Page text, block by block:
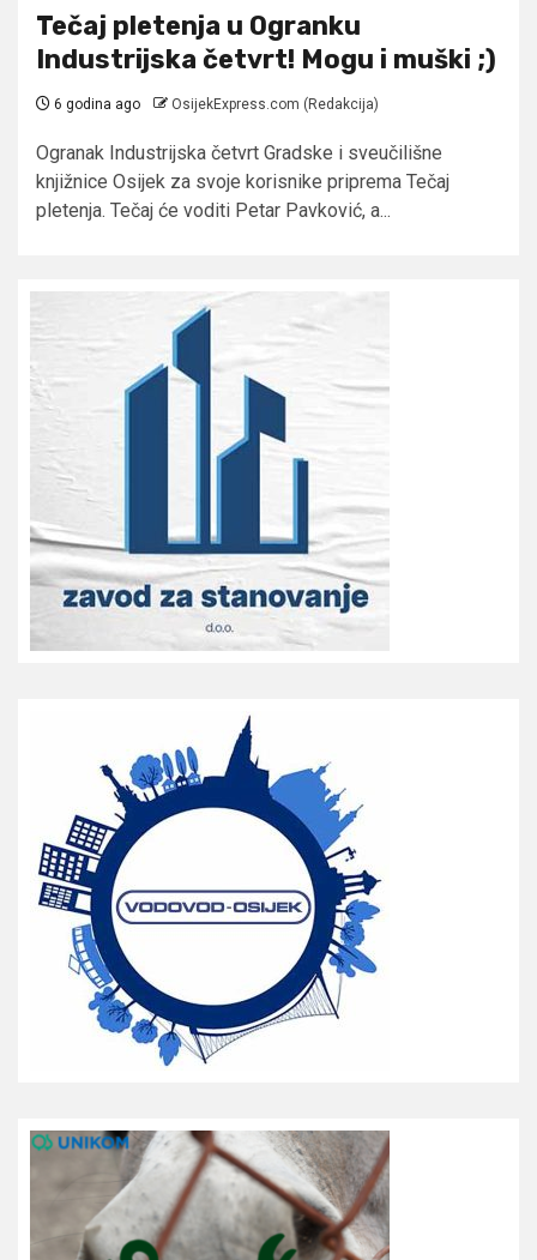
Tečaj pletenja u Ogranku
Industrijska četvrt! Mogu i muški ;)
6 godina ago OsijekExpress.com (Redakcija)
Ogranak Industrijska četvrt Gradske i sveučilišne
knjižnice Osijek za svoje korisnike priprema Tečaj
pletenja. Tečaj će voditi Petar Pavković, a...